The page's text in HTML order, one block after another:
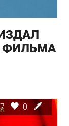
ИЗДАЛ
ФИЛЬМА
0